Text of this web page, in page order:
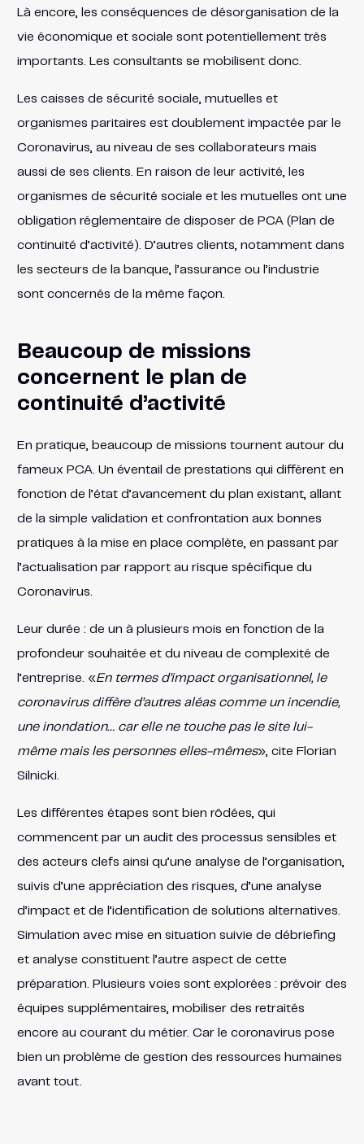
Là encore, les conséquences de désorganisation de la
vie économique et sociale sont potentiellement très
importants. Les consultants se mobilisent donc.
Les caisses de sécurité sociale, mutuelles et
organismes paritaires est doublement impactée par le
Coronavirus, au niveau de ses collaborateurs mais
aussi de ses clients. En raison de leur activité, les
organismes de sécurité sociale et les mutuelles ont une
obligation réglementaire de disposer de PCA (Plan de
continuité d’activité). D’autres clients, notamment dans
les secteurs de la banque, l’assurance ou l’industrie
sont concernés de la même façon.
Beaucoup de missions
concernent le plan de
continuité d’activité
En pratique, beaucoup de missions tournent autour du
fameux PCA. Un éventail de prestations qui diffèrent en
fonction de l’état d’avancement du plan existant, allant
de la simple validation et confrontation aux bonnes
pratiques à la mise en place complète, en passant par
l’actualisation par rapport au risque spécifique du
Coronavirus.
Leur durée : de un à plusieurs mois en fonction de la
profondeur souhaitée et du niveau de complexité de
l’entreprise. «En termes d’impact organisationnel, le
coronavirus diffère d’autres aléas comme un incendie,
une inondation… car elle ne touche pas le site lui-
même mais les personnes elles-mêmes», cite Florian
Silnicki.
Les différentes étapes sont bien rôdées, qui
commencent par un audit des processus sensibles et
des acteurs clefs ainsi qu’une analyse de l’organisation,
suivis d’une appréciation des risques, d’une analyse
d’impact et de l’identification de solutions alternatives.
Simulation avec mise en situation suivie de débriefing
et analyse constituent l’autre aspect de cette
préparation. Plusieurs voies sont explorées : prévoir des
équipes supplémentaires, mobiliser des retraités
encore au courant du métier. Car le coronavirus pose
bien un problème de gestion des ressources humaines
avant tout.